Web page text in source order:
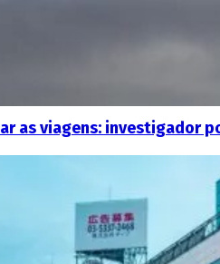
as viagens: investigador